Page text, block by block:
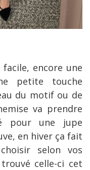
encore une
petite touche
du motif ou de
va prendre
pour une jupe
en hiver ça fait
selon vos
celle-ci cet